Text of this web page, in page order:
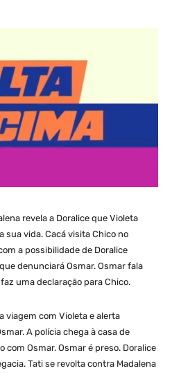
revela a Doralice que Violeta
sua vida. Cacá visita Chico no
a possibilidade de Doralice
denunciará Osmar. Osmar fala
uma declaração para Chico.
viagem com Violeta e alerta
A polícia chega à casa de
Osmar. Osmar é preso. Doralice
Tati se revolta contra Madalena